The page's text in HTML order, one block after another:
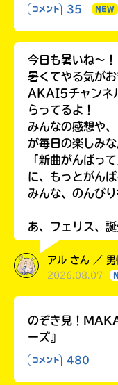
コメント 35 NEW
今日も暑いね〜！
暑くてやる気が
AKAI5チャンネ
らってるよ！
みんなの感想や
が毎日の楽しみな
「新曲がんばっ
に、もっとがん
みんな、のんび
あ、フェリス、
アル さん ／
2026.08.07
のぞき見！
ーズ』
コメント 480